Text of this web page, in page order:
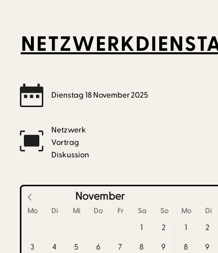
Dienstag 18 November2025
Netzwerk
Vortrag
Diskussion
November
Mo Di Mi Do Fr Sa So Mo Di
1
2
3
4 5 6 7 8
9
1 2
8
9